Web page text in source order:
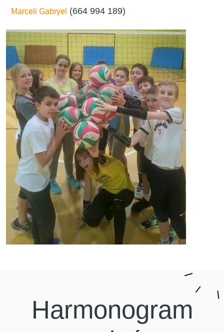
Marceli Gabryel (664 994 189)
Harmonogram